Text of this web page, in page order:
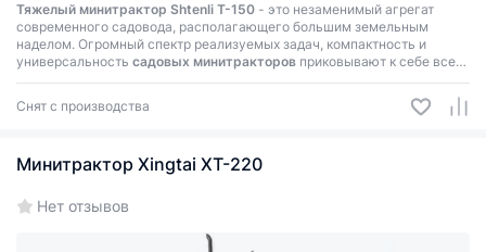
Тяжелый минитрактор Shtenli T-150 - это незаменимый агрегат
современного садовода, располагающего большим земельным
наделом. Огромный спектр реализуемых задач, компактность и
универсальность садовых минитракторов приковывают к себе все
большее внимание фермеров со всего мира, а финансовая
доступность лишний раз напоминает о необходимости покупки
данного видасельскохозяйственной техники
Снят с производства
Минитрактор Xingtai ХТ-220
Нет отзывов